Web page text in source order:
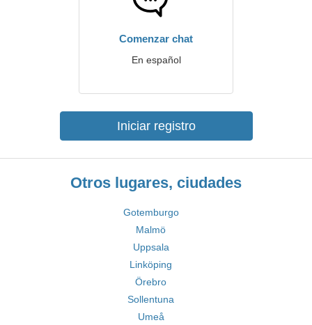
Comenzar chat
En español
Iniciar registro
Otros lugares, ciudades
Gotemburgo
Malmö
Uppsala
Linköping
Örebro
Sollentuna
Umeå